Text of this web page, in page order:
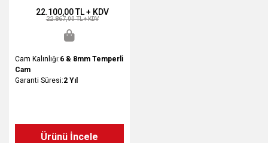
22.100,00 TL + KDV
22.867,00 TL + KDV
Cam Kalınlığı:6 & 8mm Temperli
Cam
Garanti Süresi:2 Yıl
Ürünü İncele